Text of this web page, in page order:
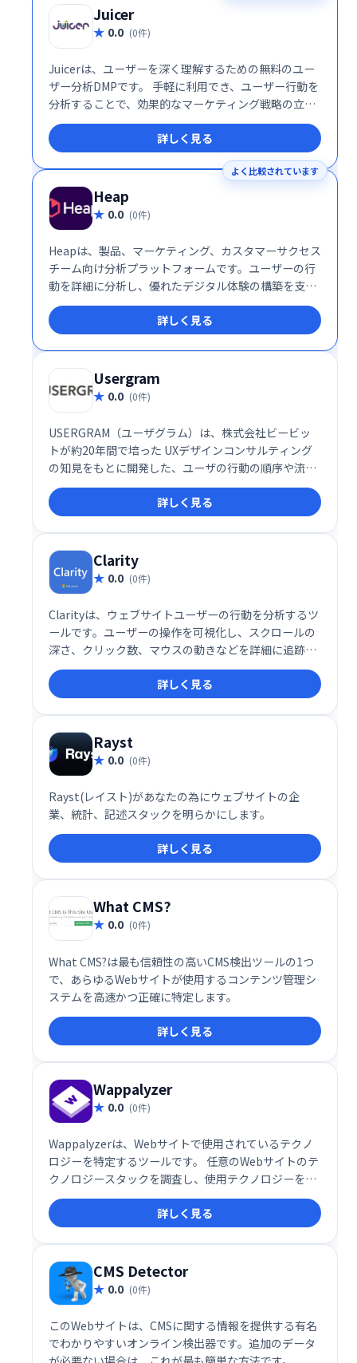
Juicer
0.0 (0件)
Juicerは、ユーザーを深く理解するための無料のユー
ザー分析DMPです。 手軽に利用でき、ユーザー行動を
分析することで、効果的なマーケティング戦略の立案
に役立ちます。 無料プランで提供されるため、初期費
用をかけずにユーザー分析を始められます。
詳しく見る
よく比較されています
Heap
0.0 (0件)
Heapは、製品、マーケティング、カスタマーサクセス
チーム向け分析プラットフォームです。ユーザーの行
動を詳細に分析し、優れたデジタル体験の構築を支援
することで、顧客獲得と維持率向上に貢献します。直
感的なインターフェースで、複雑なデータ分析を容易
に行えます。
詳しく見る
Usergram
0.0 (0件)
USERGRAM（ユーザグラム）は、株式会社ビービッ
トが約20年間で培った UXデザインコンサルティング
の知見をもとに開発した、ユーザの行動の順序や流れ
を具体的に見ることができる、全く新しいアクセス解
析ツールです。
詳しく見る
Clarity
0.0 (0件)
Clarityは、ウェブサイトユーザーの行動を分析するツ
ールです。ユーザーの操作を可視化し、スクロールの
深さ、クリック数、マウスの動きなどを詳細に追跡し
ます。これにより、ユーザーエクスペリエンスの課題
を特定し、ウェブサイトの改善に役立ちます。直感的
なインターフェースで、簡単に分析結果を確認できま
す。ウェブサイトの改善でお悩みの企業様は、Clarity
でユーザー行動を理解し、効果的な改善策を講じまし
ょう。
詳しく見る
Rayst
0.0 (0件)
Rayst(レイスト)があなたの為にウェブサイトの企
業、統計、記述スタックを明らかにします。
詳しく見る
What CMS?
0.0 (0件)
What CMS?は最も信頼性の高いCMS検出ツールの1つ
で、あらゆるWebサイトが使用するコンテンツ管理シ
ステムを高速かつ正確に特定します。
詳しく見る
Wappalyzer
0.0 (0件)
Wappalyzerは、Webサイトで使用されているテクノ
ロジーを特定するツールです。 任意のWebサイトのテ
クノロジースタックを調査し、使用テクノロジーをリ
スト化、企業情報や連絡先詳細も取得できます。リー
ド獲得、市場分析、競合調査などに活用可能です。
詳しく見る
CMS Detector
0.0 (0件)
このWebサイトは、CMSに関する情報を提供する有名
でわかりやすいオンライン検出器です。追加のデータ